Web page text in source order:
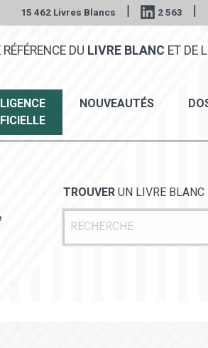
15 462 Livres Blancs | 2 563 |
DU LIVRE BLANC ET DE
NOUVEAUTÉS
TROUVER UN LIVRE BLANC